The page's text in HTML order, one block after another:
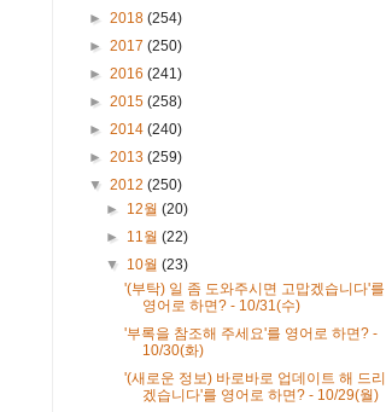
► 2018 (254)
► 2017 (250)
► 2016 (241)
► 2015 (258)
► 2014 (240)
► 2013 (259)
▼ 2012 (250)
► 12월(20)
► 11월(22)
▼ 10월(23)
'(부탁) 일 좀 도와주시면 고맙겠습니다'를
영어로 하면? - 10/31(수)
'부록을 참조해 주세요'를 영어로 하면? -
10/30(화)
'(새로운 정보) 바로바로 업데이트 해 드리
겠습니다'를 영어로 하면? - 10/29(월)